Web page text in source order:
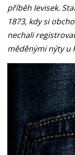
příběh levisek.
1873, kdy si
nechali
měděnými nýty u